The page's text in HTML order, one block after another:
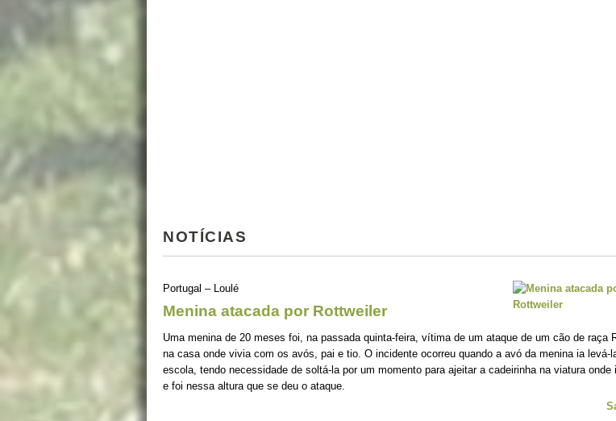
NOTÍCIAS
Portugal – Loulé
Menina atacada por Rottweiler
Uma menina de 20 meses foi, na passada quinta-feira, vítima de um ataque de um cão de raça
na casa onde vivia com os avós, pai e tio. O incidente ocorreu quando a avó da menina ia levá-
escola, tendo necessidade de soltá-la por um momento para ajeitar a cadeirinha na viatura onde
e foi nessa altura que se deu o ataque.